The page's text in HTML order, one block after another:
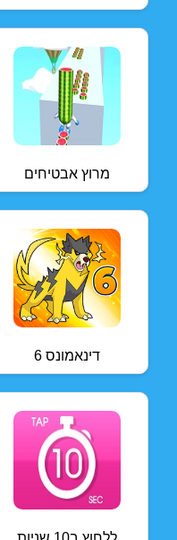
מרוץ אבטיחים
דינאמונס 6